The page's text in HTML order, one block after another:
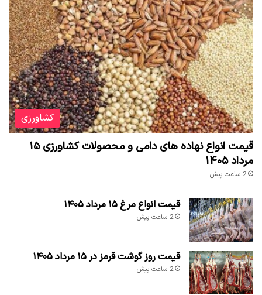
کشاورزی
قیمت انواع نهاده های دامی و محصولات کشاورزی ۱۵
مرداد ۱۴۰۵
2 ساعت پیش
قیمت انواع مرغ ۱۵ مرداد ۱۴۰۵
2 ساعت پیش
قیمت روز گوشت قرمز در ۱۵ مرداد ۱۴۰۵
2 ساعت پیش